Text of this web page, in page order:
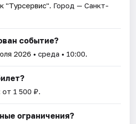
"Турсервис". Город — Санкт-
событие?
2026 • среда • 10:00.
1 500 ₽.
ограничения?